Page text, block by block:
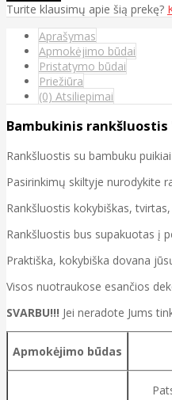
Turite klausimų apie šią prekę?
Aprašymas
Apmokėjimo būdai
Pristatymo būdai
Priežiūra
(0) Atsiliepimai
Bambukinis rankšluostis
Rankšluostis su bambuku
Pasirinkimų skiltyje nurodykite
Rankšluostis kokybiškas,
Rankšluostis bus supakuotas į
Praktiška, kokybiška dovana
Visos nuotraukose esančios
SVARBU!!! Jei neradote Jums
Apmokėjimo būdas